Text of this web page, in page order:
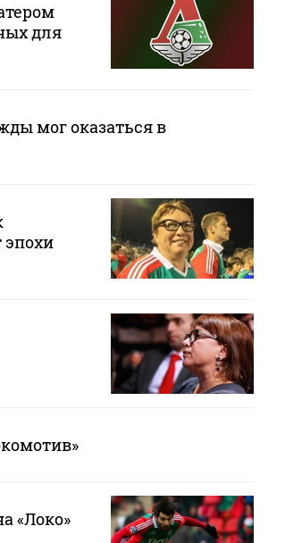
для
мог оказаться в
эпохи
«Локо»